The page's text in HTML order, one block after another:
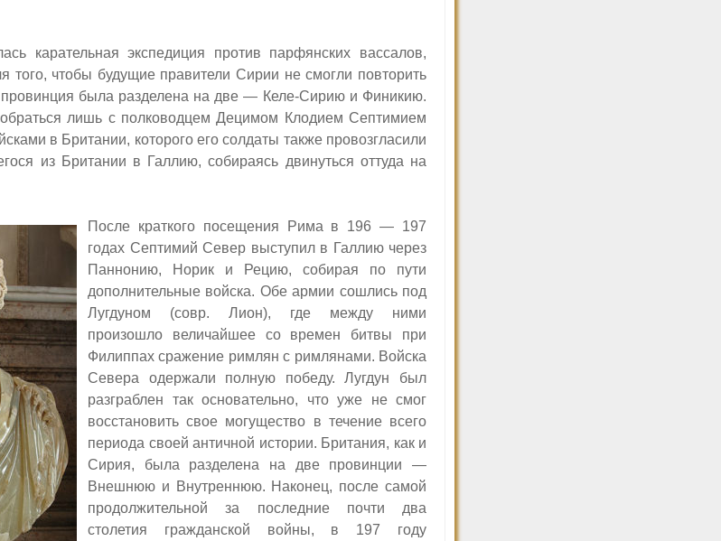
карательная экспедиция против парфянских вассалов,
того, чтобы будущие правители Сирии не смогли повторить
была разделена на две — Келе-Сирию и Финикию.
лишь с полководцем Децимом Клодием Септимием
в Британии, которого его солдаты также провозгласили
из Британии в Галлию, собираясь двинуться оттуда на
После краткого посещения Рима в 196 — 197
годах Септимий Север выступил в Галлию через
Паннонию, Норик и Рецию, собирая по пути
дополнительные войска. Обе армии сошлись под
Лугдуном (совр. Лион), где между ними
произошло величайшее со времен битвы при
Филиппах сражение римлян с римлянами. Войска
Севера одержали полную победу. Лугдун был
разграблен так основательно, что уже не смог
восстановить свое могущество в течение всего
периода своей античной истории. Британия, как и
Сирия, была разделена на две провинции —
Внешнюю и Внутреннюю. Наконец, после самой
продолжительной за последние почти два
столетия гражданской войны, в 197 году